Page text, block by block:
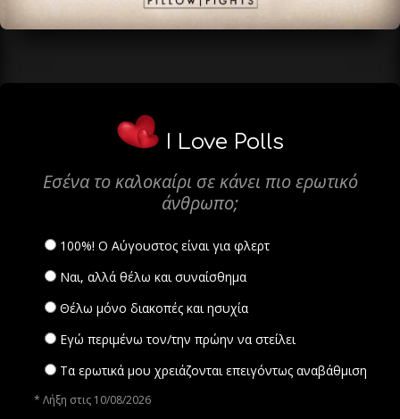
I Love Polls
Εσένα το καλοκαίρι σε κάνει πιο ερωτικό
άνθρωπο;
100%! Ο Αύγουστος είναι για φλερτ
Ναι, αλλά θέλω και συναίσθημα
Θέλω μόνο διακοπές και ησυχία
Εγώ περιμένω τον/την πρώην να στείλει
Τα ερωτικά μου χρειάζονται επειγόντως αναβάθμιση
* Λήξη στις 10/08/2026